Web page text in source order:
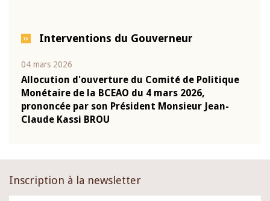
Interventions du Gouverneur
04 mars 2026
Allocution d'ouverture du Comité de Politique
Monétaire de la BCEAO du 4 mars 2026,
prononcée par son Président Monsieur Jean-
Claude Kassi BROU
Inscription à la newsletter